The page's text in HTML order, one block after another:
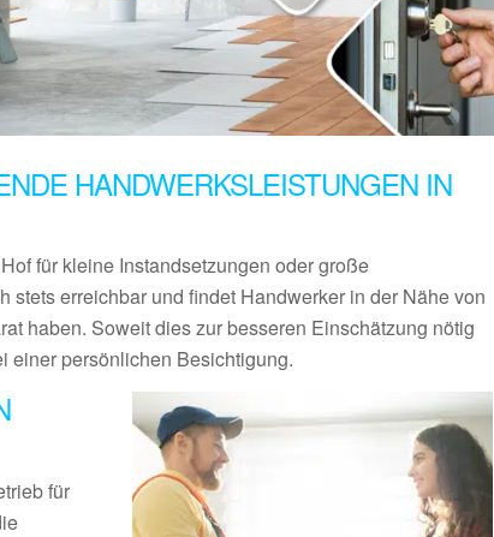
HANDWERKSLEISTUNGEN IN
für kleine Instandsetzungen oder große
stets erreichbar und findet Handwerker in der Nähe von
haben. Soweit dies zur besseren Einschätzung nötig
einer persönlichen Besichtigung.
für